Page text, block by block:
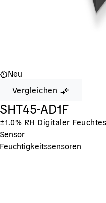
Neu
Vergleichen
SHT45-AD1F
±1.0% RH Digitaler
Sensor
Feuchtigkeitssensoren